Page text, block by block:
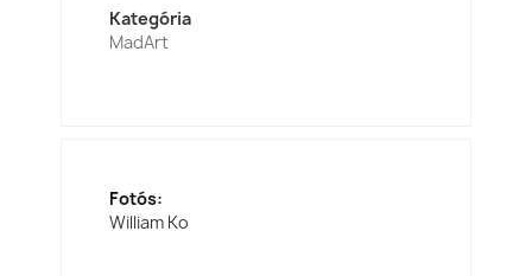
Kategória
MadArt
Fotós:
William Ko